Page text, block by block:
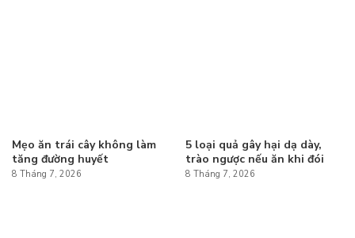
Mẹo ăn trái cây không làm
tăng đường huyết
8 Tháng 7, 2026
5 loại quả gây hại dạ dày,
trào ngược nếu ăn khi đói
8 Tháng 7, 2026